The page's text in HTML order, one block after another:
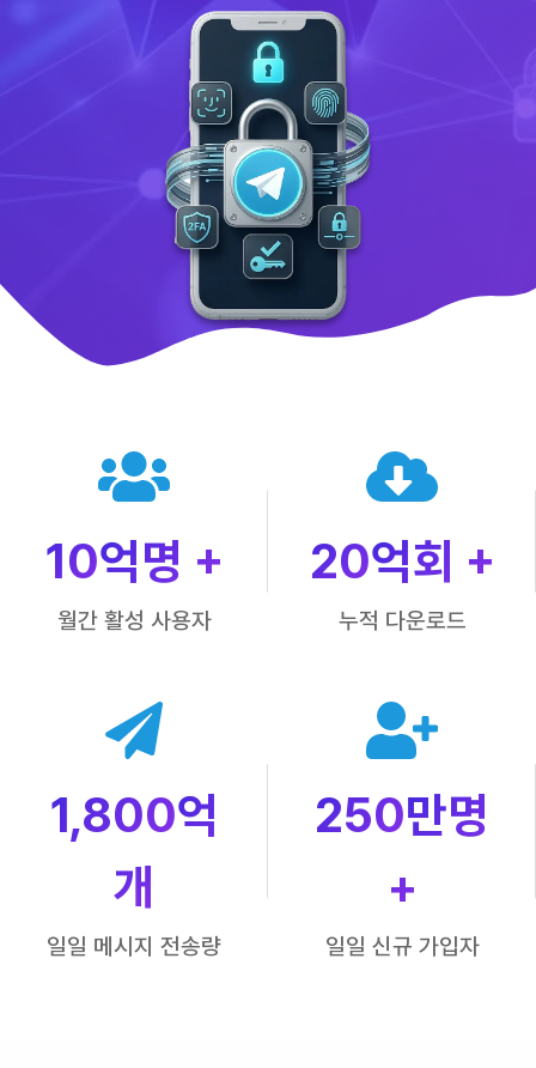
텔레그램 글로벌 이용 통계
10억명 +
월간 활성 사용자
20억회 +
누적 다운로드
1,800억
개
일일 메시지 전송량
250만명
+
일일 신규 가입자